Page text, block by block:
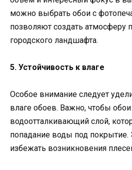
можно выбрать обои с
позволяют создать атмосферу
городского ландшафта.
5. Устойчивость к влаге
Особое внимание следует
влаге обоев. Важно, чтобы
водоотталкивающий слой,
попадание воды под
избежать возникновения